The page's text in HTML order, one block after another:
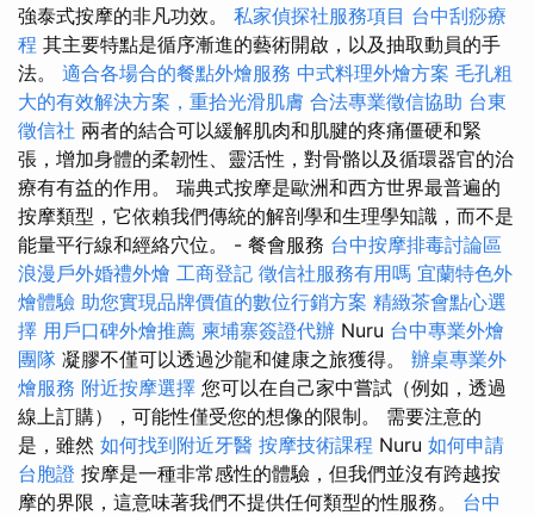
強泰式按摩的非凡功效。 私家偵探社服務項目 台中刮痧療
程 其主要特點是循序漸進的藝術開啟，以及抽取動員的手
法。 適合各場合的餐點外燴服務 中式料理外燴方案 毛孔粗
大的有效解決方案，重拾光滑肌膚 合法專業徵信協助 台東
徵信社 兩者的結合可以緩解肌肉和肌腱的疼痛僵硬和緊
張，增加身體的柔韌性、靈活性，對骨骼以及循環器官的治
療有有益的作用。 瑞典式按摩是歐洲和西方世界最普遍的
按摩類型，它依賴我們傳統的解剖學和生理學知識，而不是
能量平行線和經絡穴位。 - 餐會服務 台中按摩排毒討論區
浪漫戶外婚禮外燴 工商登記 徵信社服務有用嗎 宜蘭特色外
燴體驗 助您實現品牌價值的數位行銷方案 精緻茶會點心選
擇 用戶口碑外燴推薦 柬埔寨簽證代辦 Nuru 台中專業外燴
團隊 凝膠不僅可以透過沙龍和健康之旅獲得。 辦桌專業外
燴服務 附近按摩選擇 您可以在自己家中嘗試（例如，透過
線上訂購），可能性僅受您的想像的限制。 需要注意的
是，雖然 如何找到附近牙醫 按摩技術課程 Nuru 如何申請
台胞證 按摩是一種非常感性的體驗，但我們並沒有跨越按
摩的界限，這意味著我們不提供任何類型的性服務。 台中